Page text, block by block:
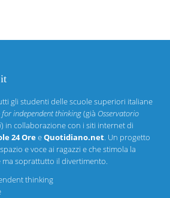
gli studenti delle scuole superiori italiane
for independent thinking(già Osservatorio
) in collaborazione con i siti internet di
24 OreeQuotidiano.net. Un progetto
e voce ai ragazzi e che stimola la
soprattutto il divertimento.
thinking